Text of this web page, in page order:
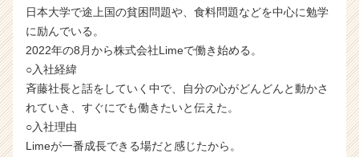
日本大学で途上国の貧困問題や、食料問題などを中心に勉学
に励んでいる。
2022年の8月から株式会社Limeで働き始める。
○入社経緯
斉藤社長と話をしていく中で、自分の心がどんどんと動かさ
れていき、すぐにでも働きたいと伝えた。
○入社理由
Limeが一番成長できる場だと感じたから。